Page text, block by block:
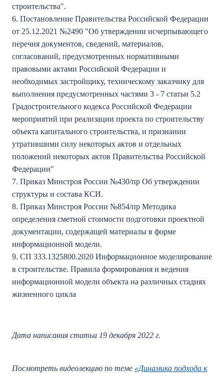
строительства".
6. Постановление Правительства Российской Федерации
от 25.12.2021 №2490 "Об утверждении исчерпывающего
перечня документов, сведений, материалов,
согласований, предусмотренных нормативными
правовыми актами Российской Федерации и
необходимых застройщику, техническому заказчику для
выполнения предусмотренных частями 3 - 7 статьи 5.2
Градостроительного кодекса Российской Федерации
мероприятий при реализации проекта по строительству
объекта капитального строительства, и признании
утратившими силу некоторых актов и отдельных
положений некоторых актов Правительства Российской
Федерации"
7. Приказ Минстроя России №430/пр Об утверждении
структуры и состава КСИ.
8. Приказ Минстроя России №854/пр Методика
определения сметной стоимости подготовки проектной
документации, содержащей материалы в форме
информационной модели.
9. СП 333.1325800.2020 Информационное моделирование
в строительстве. Правила формирования и ведения
информационной модели объекта на различных стадиях
жизненного цикла
Дата написания статьи 19 декабря 2022 г.
Посмотреть видеолекцию по теме «Динамика подхода к